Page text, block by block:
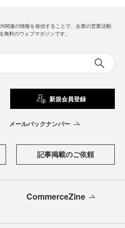
関連の情報を発信することで、企業の営業活動
無料のウェブマガジンです。
新規会員登録
メールバックナンバー
記事掲載のご依頼
CommerceZine